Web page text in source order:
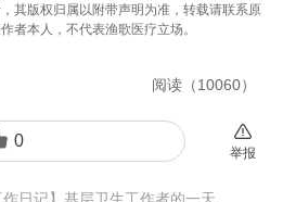
其版权归属以附带声明为准，转载请联系原
者本人，不代表渔歌医疗立场。
阅读（10060）
0
举报
日记】基层卫生工作者的一天